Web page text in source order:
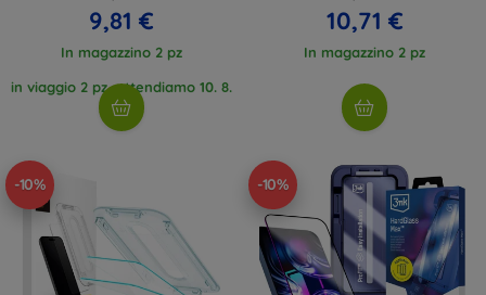
9,81 €
In magazzino 2 pz
in viaggio 2 pz, attendiamo 10. 8.
2026
10,71 €
In magazzino 2 pz
-10% -10%